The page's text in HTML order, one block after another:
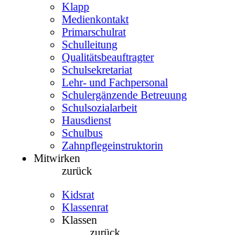
Klapp
Medienkontakt
Primarschulrat
Schulleitung
Qualitätsbeauftragter
Schulsekretariat
Lehr- und Fachpersonal
Schulergänzende Betreuung
Schulsozialarbeit
Hausdienst
Schulbus
Zahnpflegeinstruktorin
Mitwirken
zurück
Kidsrat
Klassenrat
Klassen
zurück